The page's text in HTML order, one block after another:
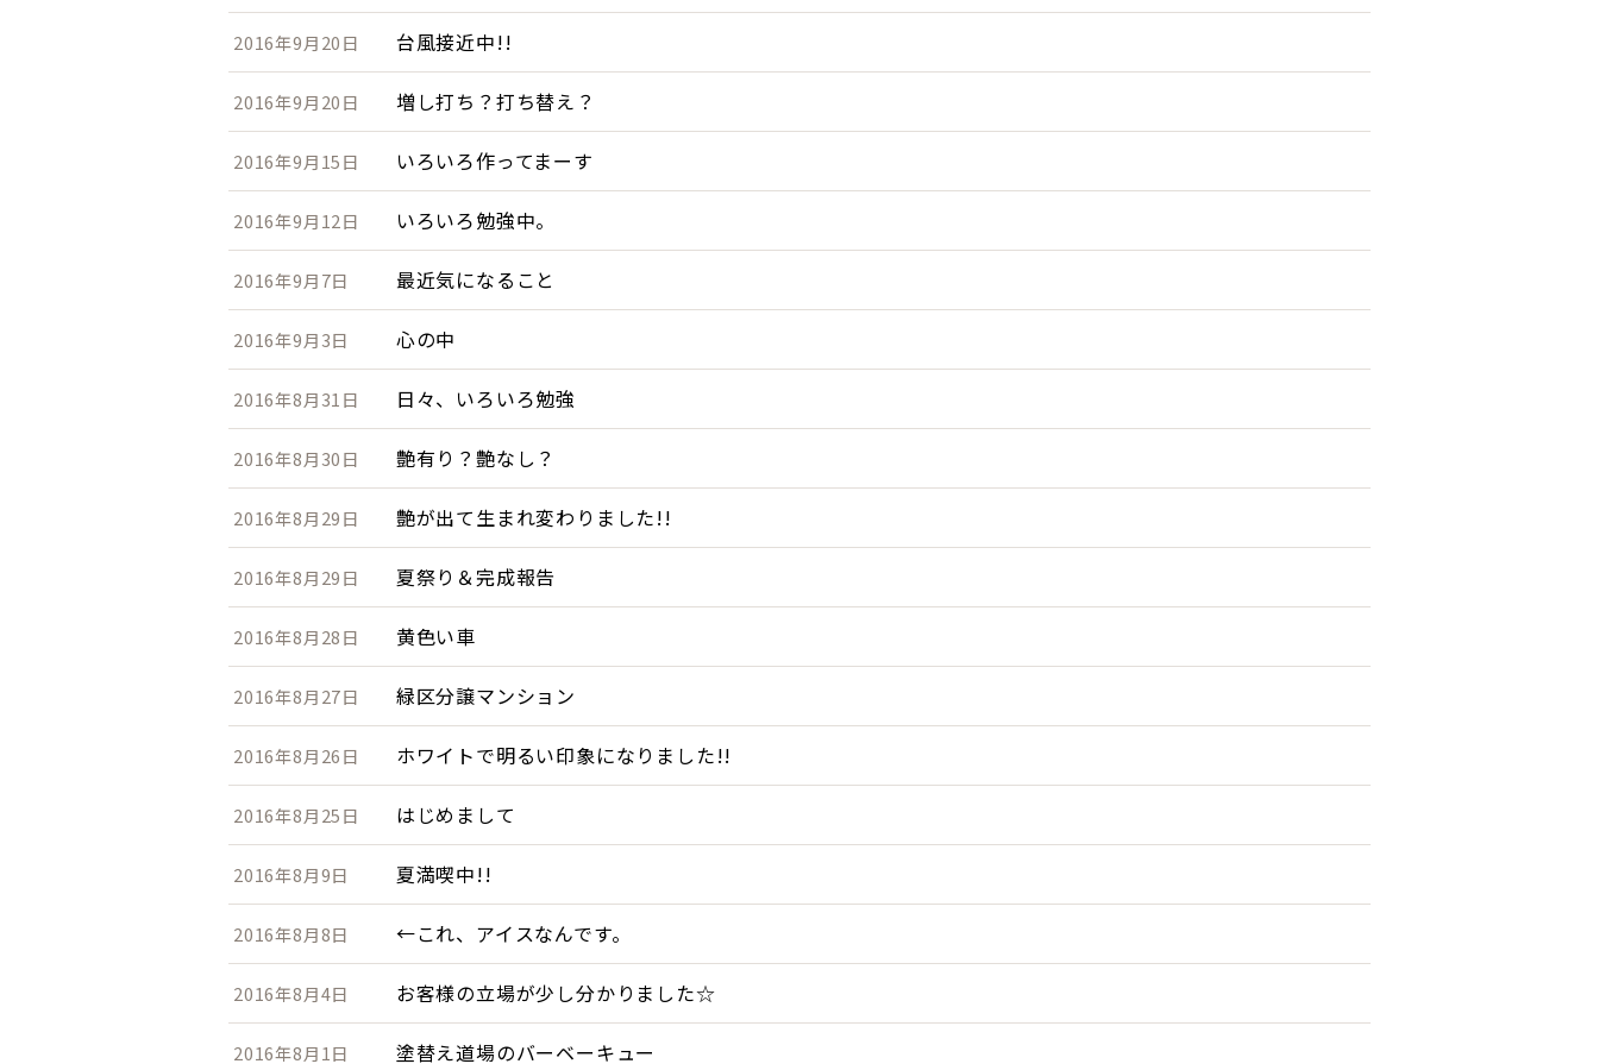
2016年9月20日 台風接近中!!
2016年9月20日 増し打ち？打ち替え？
2016年9月15日 いろいろ作ってまーす
2016年9月12日 いろいろ勉強中。
2016年9月7日 最近気になること
2016年9月3日 心の中
2016年8月31日 日々、いろいろ勉強
2016年8月30日 艶有り？艶なし？
2016年8月29日 艶が出て生まれ変わりました!!
2016年8月29日 夏祭り＆完成報告
2016年8月28日 黄色い車
2016年8月27日 緑区分譲マンション
2016年8月26日 ホワイトで明るい印象になりました!!
2016年8月25日 はじめまして
2016年8月9日 夏満喫中!!
2016年8月8日 ←これ、アイスなんです。
2016年8月4日 お客様の立場が少し分かりました☆
2016年8月1日 塗替え道場のバーベーキュー